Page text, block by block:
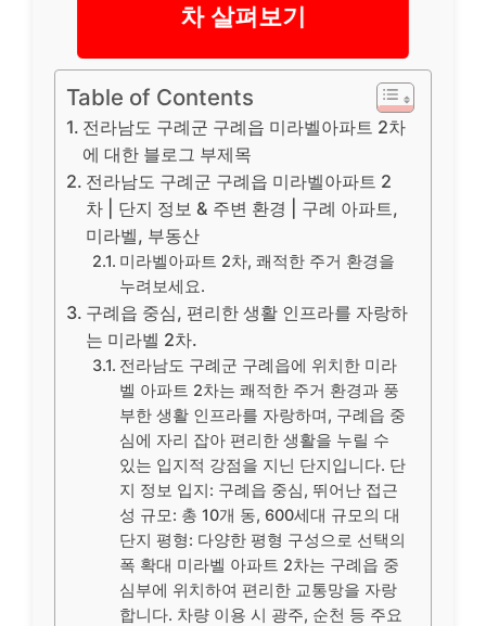
차 살펴보기
Table of Contents
전라남도 구례군 구례읍 미라벨아파트 2차
에 대한 블로그 부제목
전라남도 구례군 구례읍 미라벨아파트 2
차 | 단지 정보 & 주변 환경 | 구례 아파트,
미라벨, 부동산
미라벨아파트 2차, 쾌적한 주거 환경을
누려보세요.
구례읍 중심, 편리한 생활 인프라를 자랑하
는 미라벨 2차.
전라남도 구례군 구례읍에 위치한 미라
벨 아파트 2차는 쾌적한 주거 환경과 풍
부한 생활 인프라를 자랑하며, 구례읍 중
심에 자리 잡아 편리한 생활을 누릴 수
있는 입지적 강점을 지닌 단지입니다. 단
지 정보 입지: 구례읍 중심, 뛰어난 접근
성 규모: 총 10개 동, 600세대 규모의 대
단지 평형: 다양한 평형 구성으로 선택의
폭 확대 미라벨 아파트 2차는 구례읍 중
심부에 위치하여 편리한 교통망을 자랑
합니다. 차량 이용 시 광주, 순천 등 주요